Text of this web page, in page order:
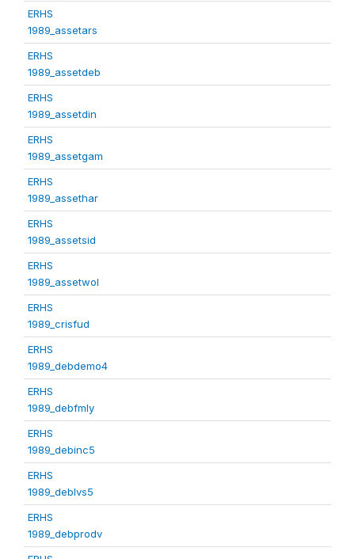
ERHS
1989_assetars
ERHS
1989_assetdeb
ERHS
1989_assetdin
ERHS
1989_assetgam
ERHS
1989_assethar
ERHS
1989_assetsid
ERHS
1989_assetwol
ERHS
1989_crisfud
ERHS
1989_debdemo4
ERHS
1989_debfmly
ERHS
1989_debinc5
ERHS
1989_deblvs5
ERHS
1989_debprodv